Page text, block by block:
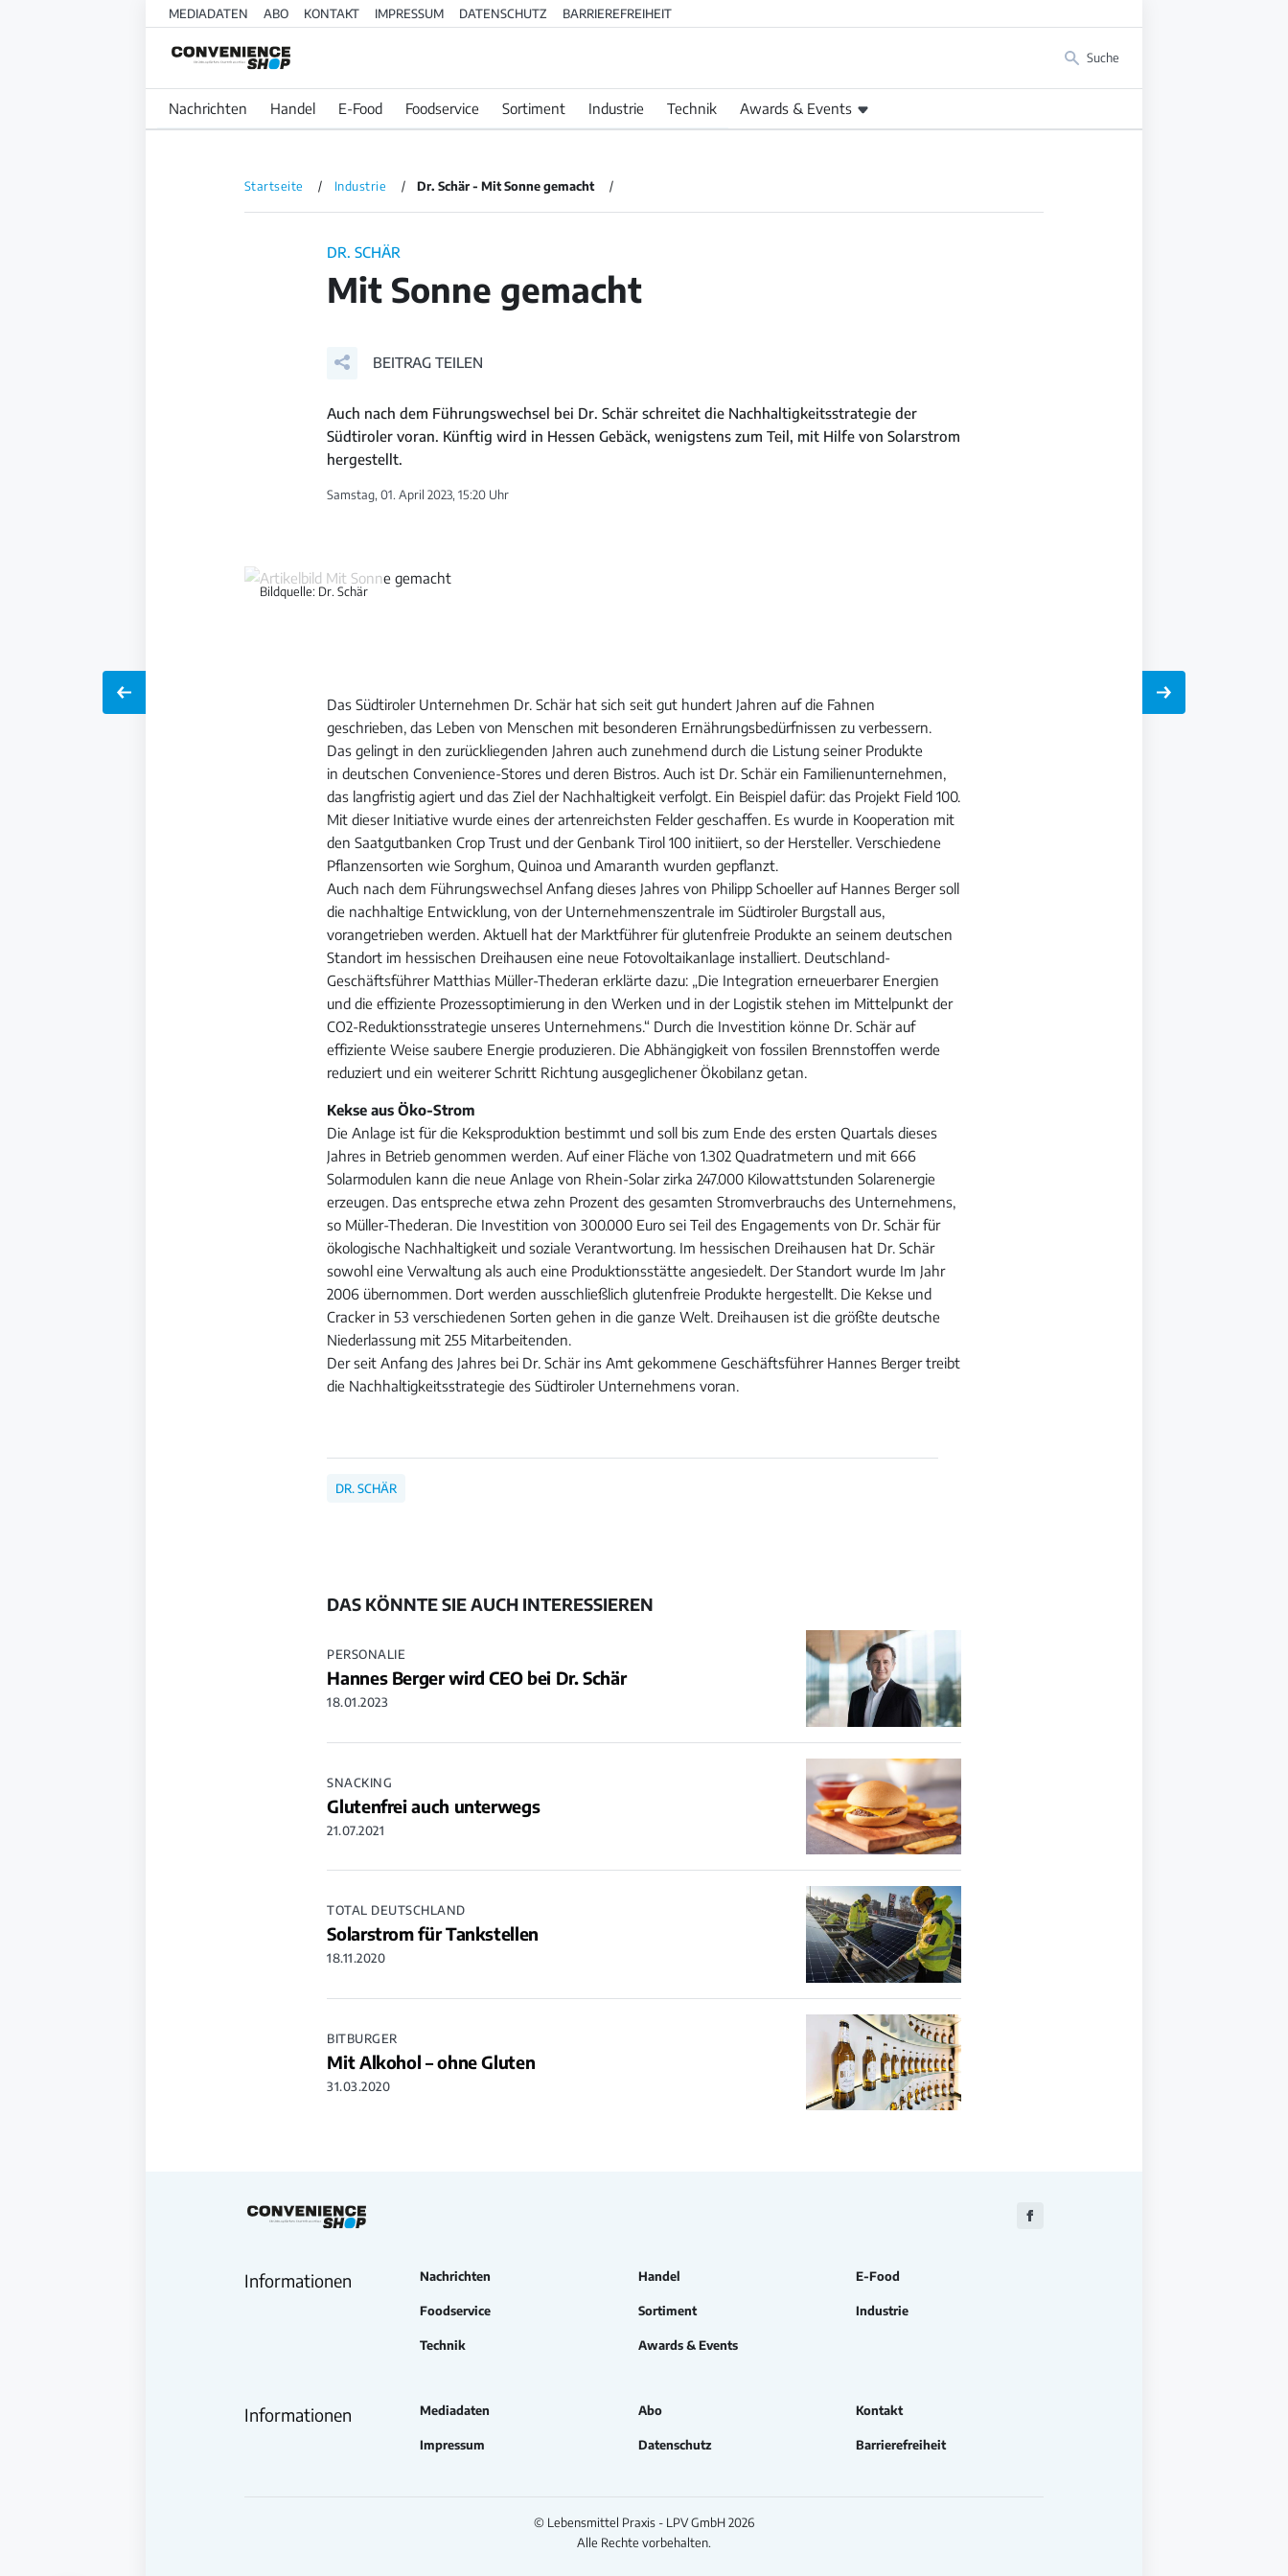
MEDIADATEN ABO KONTAKT IMPRESSUM DATENSCHUTZ BARRIEREFREIHEIT
Suche
Nachrichten Handel E-Food Foodservice Sortiment Industrie Technik Awards & Events
Startseite Industrie Dr. Schär - Mit Sonne gemacht
DR. SCHÄR
Mit Sonne gemacht
BEITRAG TEILEN
Auch nach dem Führungswechsel bei Dr. Schär schreitet die Nachhaltigkeitsstrategie der
Südtiroler voran. Künftig wird in Hessen Gebäck, wenigstens zum Teil, mit Hilfe von Solarstrom
hergestellt.
Samstag, 01. April 2023, 15:20 Uhr
Bildquelle: Dr. Schär
Das Südtiroler Unternehmen Dr. Schär hat sich seit gut hundert Jahren auf die Fahnen
geschrieben, das Leben von Menschen mit besonderen Ernährungsbedürfnissen zu verbessern.
Das gelingt in den zurückliegenden Jahren auch zunehmend durch die Listung seiner Produkte
in deutschen Convenience-Stores und deren Bistros. Auch ist Dr. Schär ein Familienunternehmen,
das langfristig agiert und das Ziel der Nachhaltigkeit verfolgt. Ein Beispiel dafür: das Projekt Field 100.
Mit dieser Initiative wurde eines der artenreichsten Felder geschaffen. Es wurde in Kooperation mit
den Saatgutbanken Crop Trust und der Genbank Tirol 100 initiiert, so der Hersteller. Verschiedene
Pflanzensorten wie Sorghum, Quinoa und Amaranth wurden gepflanzt.
Auch nach dem Führungswechsel Anfang dieses Jahres von Philipp Schoeller auf Hannes Berger soll
die nachhaltige Entwicklung, von der Unternehmenszentrale im Südtiroler Burgstall aus,
vorangetrieben werden. Aktuell hat der Marktführer für glutenfreie Produkte an seinem deutschen
Standort im hessischen Dreihausen eine neue Fotovoltaikanlage installiert. Deutschland-
Geschäftsführer Matthias Müller-Thederan erklärte dazu: „Die Integration erneuerbarer Energien
und die effiziente Prozessoptimierung in den Werken und in der Logistik stehen im Mittelpunkt der
CO2-Reduktionsstrategie unseres Unternehmens.“ Durch die Investition könne Dr. Schär auf
effiziente Weise saubere Energie produzieren. Die Abhängigkeit von fossilen Brennstoffen werde
reduziert und ein weiterer Schritt Richtung ausgeglichener Ökobilanz getan.
Kekse aus Öko-Strom
Die Anlage ist für die Keksproduktion bestimmt und soll bis zum Ende des ersten Quartals dieses
Jahres in Betrieb genommen werden. Auf einer Fläche von 1.302 Quadratmetern und mit 666
Solarmodulen kann die neue Anlage von Rhein-Solar zirka 247.000 Kilowattstunden Solarenergie
erzeugen. Das entspreche etwa zehn Prozent des gesamten Stromverbrauchs des Unternehmens,
so Müller-Thederan. Die Investition von 300.000 Euro sei Teil des Engagements von Dr. Schär für
ökologische Nachhaltigkeit und soziale Verantwortung. Im hessischen Dreihausen hat Dr. Schär
sowohl eine Verwaltung als auch eine Produktionsstätte angesiedelt. Der Standort wurde Im Jahr
2006 übernommen. Dort werden ausschließlich glutenfreie Produkte hergestellt. Die Kekse und
Cracker in 53 verschiedenen Sorten gehen in die ganze Welt. Dreihausen ist die größte deutsche
Niederlassung mit 255 Mitarbeitenden.
Der seit Anfang des Jahres bei Dr. Schär ins Amt gekommene Geschäftsführer Hannes Berger treibt
die Nachhaltigkeitsstrategie des Südtiroler Unternehmens voran.
DR. SCHÄR
DAS KÖNNTE SIE AUCH INTERESSIEREN
PERSONALIE
Hannes Berger wird CEO bei Dr. Schär
18.01.2023
SNACKING
Glutenfrei auch unterwegs
21.07.2021
TOTAL DEUTSCHLAND
Solarstrom für Tankstellen
18.11.2020
BITBURGER
Mit Alkohol – ohne Gluten
31.03.2020
Zu
Informationen Nachrichten Handel E-Food
Foodservice Sortiment Industrie
Technik Awards & Events
Informationen Mediadaten Abo Kontakt
Impressum Datenschutz Barrierefreiheit
© Lebensmittel Praxis - LPV GmbH 2026
Alle Rechte vorbehalten.